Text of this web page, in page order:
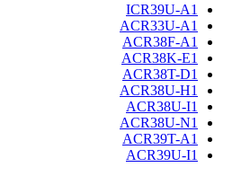
ICR39U-A1
ACR33U-A1
ACR38F-A1
ACR38K-E1
ACR38T-D1
ACR38U-H1
ACR38U-I1
ACR38U-N1
ACR39T-A1
ACR39U-I1